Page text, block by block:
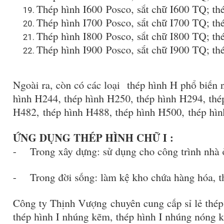
Thép hình I600 Posco, sắt chữ I600 TQ;
Thép hình I700 Posco, sắt chữ I700 TQ;
Thép hình I800 Posco, sắt chữ I800 TQ;
Thép hình I900 Posco, sắt chữ I900 TQ;
Ngoài ra, còn có các loại thép hình H phổ biến
hình H244, thép hình H250, thép hình H294,
H482, thép hình H488, thép hình H500, thép
ỨNG DỤNG THÉP HÌNH CHỮ I :
- Trong xây dựng: sử dụng cho công trình nhà
- Trong đời sống: làm kệ kho chứa hàng hóa,
Công ty Thịnh Vượng chuyên cung cấp sỉ lẻ
thép hình I nhúng kẽm, thép hình I nhúng nóng